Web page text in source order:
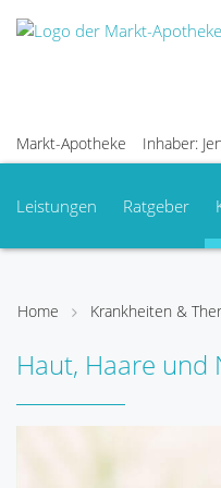
Markt-Apotheke Inhaber:
Leistungen Ratgeber
Home Krankheiten &
Haut, Haare und